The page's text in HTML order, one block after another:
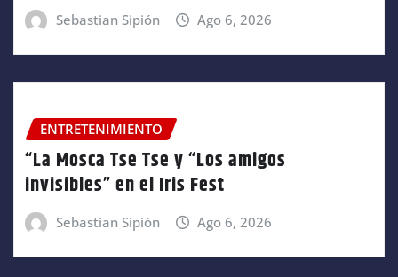
Sebastian Sipión Ago 6, 2026
ENTRETENIMIENTO
“La Mosca Tse Tse y “Los amigos
invisibles” en el Iris Fest
Sebastian Sipión Ago 6, 2026